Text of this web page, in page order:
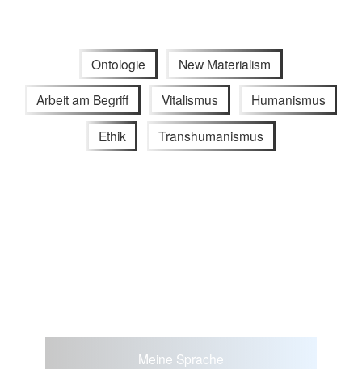
Ontologie New Materialism
Arbeit am Begriff Vitalismus Humanismus
Ethik Transhumanismus
Meine Sprache